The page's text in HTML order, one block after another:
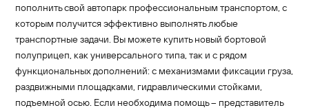
пополнить свой автопарк профессиональным транспортом, с
которым получится эффективно выполнять любые
транспортные задачи. Вы можете купить новый бортовой
полуприцеп, как универсального типа, так и с рядом
функциональных дополнений: с механизмами фиксации груза,
раздвижными площадками, гидравлическими стойками,
подъемной осью. Если необходима помощь – представитель